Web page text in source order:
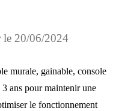
le 20/06/2024
murale, gainable, console
3 ans pour maintenir une
le fonctionnement